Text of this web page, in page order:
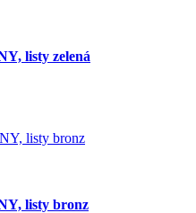
listy zelená
listy bronz